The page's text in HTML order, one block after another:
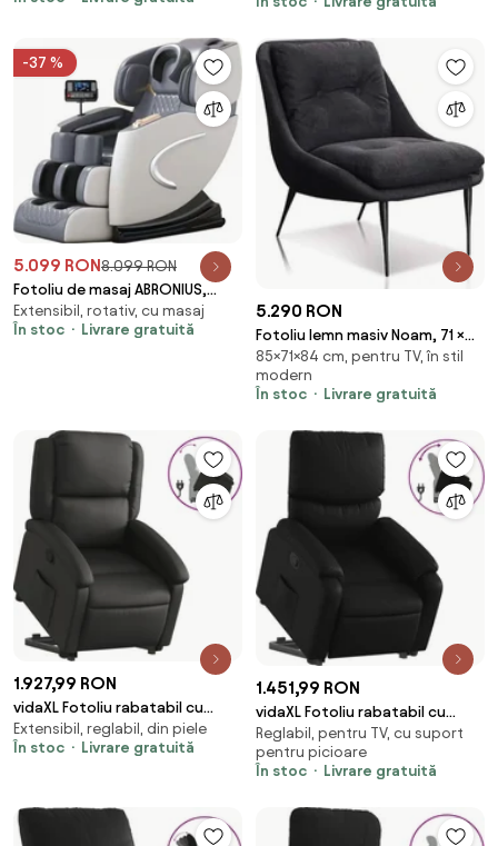
textil
-37 %
5.099 RON8.099 RON
Fotoliu de masaj ABRONIUS,
Incalzire, Display, Ecran tactil,
Controler rapid cotiera, Zero
Extensibil, rotativ, cu masaj
În stoc
Livrare gratuită
5.290 RON
Fotoliu lemn masiv Noam, 71 ×
85 × 84 cm
85×71×84 cm, pentru TV, în stil
modern
În stoc
Livrare gratuită
1.927,99 RON
vidaXL Fotoliu rabatabil cu
ridicare, negru, piele naturală
Extensibil, reglabil, din piele
În stoc
Livrare gratuită
1.451,99 RON
vidaXL Fotoliu rabatabil cu
ridicare, negru, piele ecologică
Reglabil, pentru TV, cu suport
pentru picioare
În stoc
Livrare gratuită